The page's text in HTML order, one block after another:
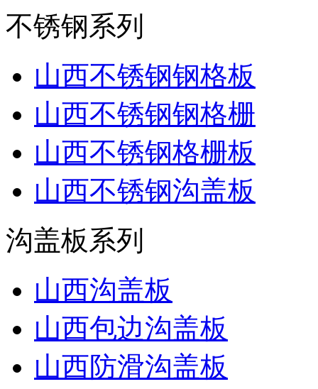
不锈钢系列
山西不锈钢钢格板
山西不锈钢钢格栅
山西不锈钢格栅板
山西不锈钢沟盖板
沟盖板系列
山西沟盖板
山西包边沟盖板
山西防滑沟盖板